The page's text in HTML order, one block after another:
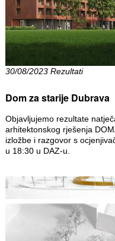
30/08/2023 Rezultati
Dom za starije Dubrava
Objavljujemo rezultate
arhitektonskog rješenja
izložbe i razgovor s
u 18:30 u DAZ-u.